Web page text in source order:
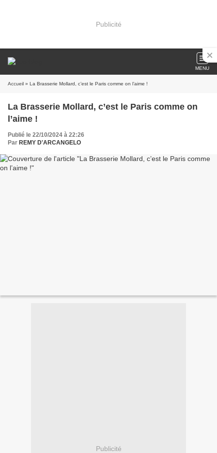
Publicité
MENU
Accueil » La Brasserie Mollard, c’est le Paris comme on l’aime !
La Brasserie Mollard, c’est le Paris comme on
l’aime !
Publié le 22/10/2024 à 22:26
Par REMY D'ARCANGELO
Publicité